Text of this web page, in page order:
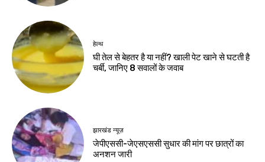
हेल्थ
घी तेल से बेहतर है या नहीं? खाली पेट खाने से घटती है
चर्बी, जानिए 8 सवालों के जवाब
झारखंड न्यूज़
जेपीएससी-जेएसएससी सुधार की मांग पर छात्रों का
अनशन जारी